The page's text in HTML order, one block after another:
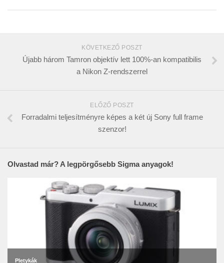
KÖVETKEZŐ POSZT
Újabb három Tamron objektív lett 100%-an kompatibilis
a Nikon Z-rendszerrel
ELŐZŐ POSZT
Forradalmi teljesítményre képes a két új Sony full frame
szenzor!
Olvastad már? A legpörgősebb Sigma anyagok!